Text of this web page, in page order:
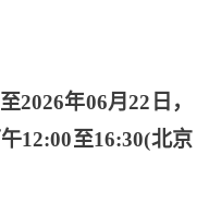
2026年06月22日，
12:00至16:30(北京